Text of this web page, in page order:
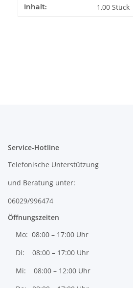
Inhalt: 1,00 Stück
Service-Hotline
Telefonische Unterstützung
und Beratung unter:
06029/996474
Öffnungszeiten
Mo: 08:00 – 17:00 Uhr
Di: 08:00 – 17:00 Uhr
Mi: 08:00 – 12:00 Uhr